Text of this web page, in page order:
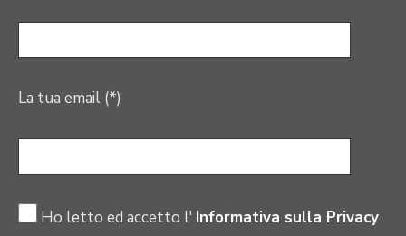
La tua email (*)
Ho letto ed accetto l' Informativa sulla Privacy